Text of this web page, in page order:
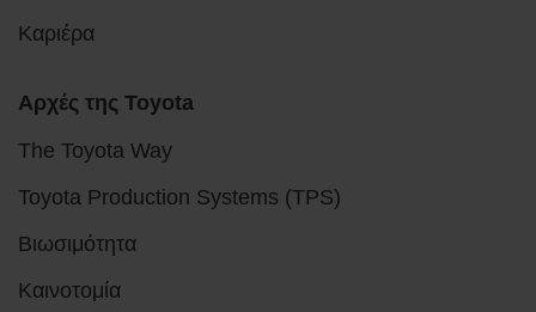
Καριέρα
Αρχές της Toyota
The Toyota Way
Toyota Production Systems (TPS)
Βιωσιμότητα
Καινοτομία